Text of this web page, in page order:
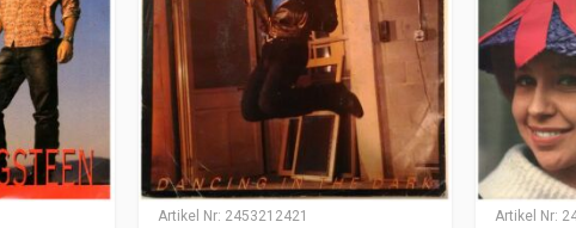
Artikel Nr: 2453212421 Artikel Nr: